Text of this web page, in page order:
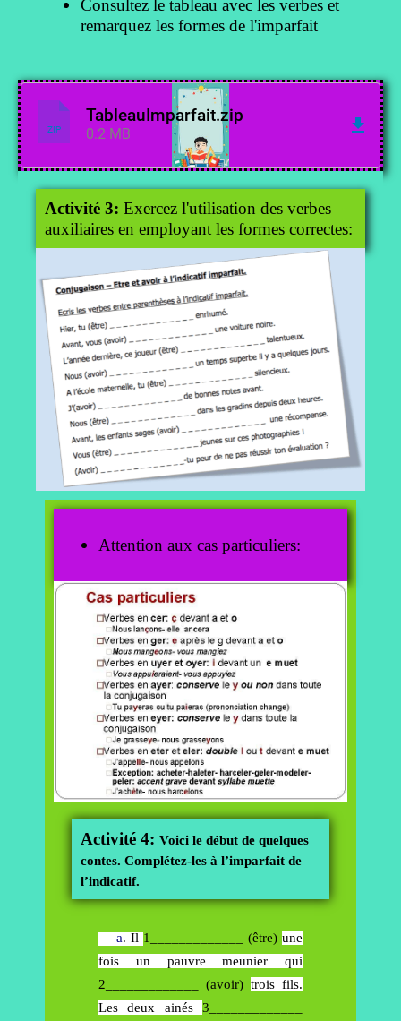
Consultez le tableau avec les verbes et
remarquez les formes de l'imparfait
ZIP
TableauImparfait.zip
0.2 MB
Activité 3: Exercez l'utilisation des verbes
auxiliaires en employant les formes correctes:
Attention aux cas particuliers:
Activité 4: Voici le début de quelques
contes. Complétez-les à l’imparfait de
l’indicatif.
a. Il 1_____________ (être) une
fois un pauvre meunier qui
2_____________ (avoir) trois fils.
Les deux ainés 3_____________